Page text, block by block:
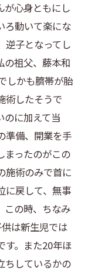
が心身ともにし
ろ動いて楽にな
逆子となってし
の祖父、藤本和
しかも臍帯が胎
術したそうで
のに加えて当
準備、開業を手
まったのがこの
施術のみで首に
に戻して、無事
この時、ちなみ
は新生児では
す。また20年ほ
ちしているかの